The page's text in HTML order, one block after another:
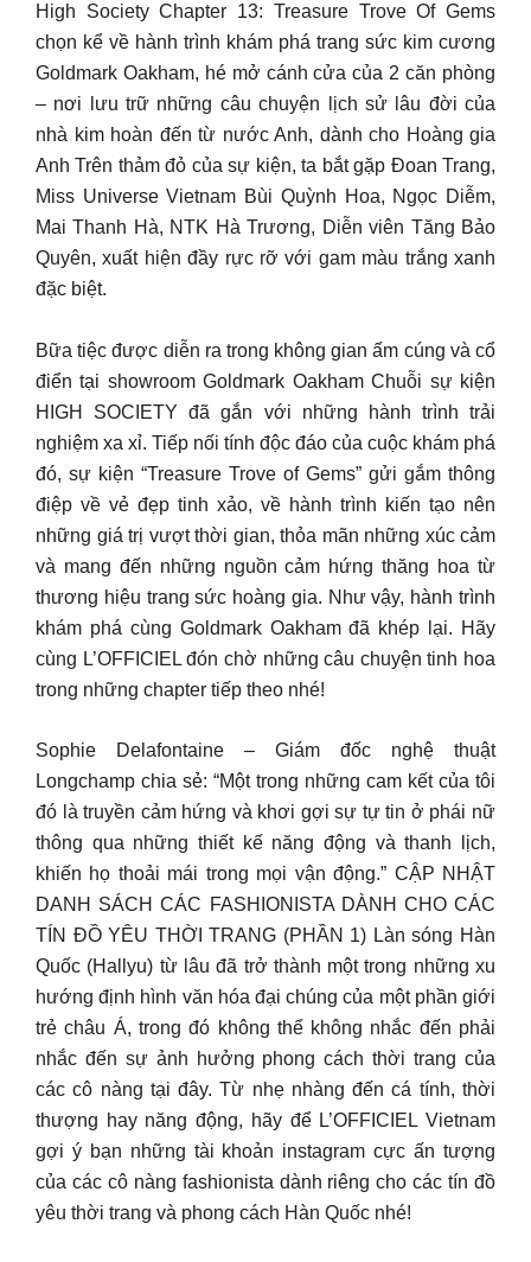
High Society Chapter 13: Treasure Trove Of Gems
chọn kể về hành trình khám phá trang sức kim cương
Goldmark Oakham, hé mở cánh cửa của 2 căn phòng
– nơi lưu trữ những câu chuyện lịch sử lâu đời của
nhà kim hoàn đến từ nước Anh, dành cho Hoàng gia
Anh Trên thảm đỏ của sự kiện, ta bắt gặp Đoan Trang,
Miss Universe Vietnam Bùi Quỳnh Hoa, Ngọc Diễm,
Mai Thanh Hà, NTK Hà Trương, Diễn viên Tăng Bảo
Quyên, xuất hiện đầy rực rỡ với gam màu trắng xanh
đặc biệt.
Bữa tiệc được diễn ra trong không gian ấm cúng và cổ
điển tại showroom Goldmark Oakham Chuỗi sự kiện
HIGH SOCIETY đã gắn với những hành trình trải
nghiệm xa xỉ. Tiếp nối tính độc đáo của cuộc khám phá
đó, sự kiện “Treasure Trove of Gems” gửi gắm thông
điệp về vẻ đẹp tinh xảo, về hành trình kiến tạo nên
những giá trị vượt thời gian, thỏa mãn những xúc cảm
và mang đến những nguồn cảm hứng thăng hoa từ
thương hiệu trang sức hoàng gia. Như vậy, hành trình
khám phá cùng Goldmark Oakham đã khép lại. Hãy
cùng L’OFFICIEL đón chờ những câu chuyện tinh hoa
trong những chapter tiếp theo nhé!
Sophie Delafontaine – Giám đốc nghệ thuật
Longchamp chia sẻ: “Một trong những cam kết của tôi
đó là truyền cảm hứng và khơi gợi sự tự tin ở phái nữ
thông qua những thiết kế năng động và thanh lịch,
khiến họ thoải mái trong mọi vận động.” CẬP NHẬT
DANH SÁCH CÁC FASHIONISTA DÀNH CHO CÁC
TÍN ĐỒ YÊU THỜI TRANG (PHẦN 1) Làn sóng Hàn
Quốc (Hallyu) từ lâu đã trở thành một trong những xu
hướng định hình văn hóa đại chúng của một phần giới
trẻ châu Á, trong đó không thể không nhắc đến phải
nhắc đến sự ảnh hưởng phong cách thời trang của
các cô nàng tại đây. Từ nhẹ nhàng đến cá tính, thời
thượng hay năng động, hãy để L’OFFICIEL Vietnam
gợi ý bạn những tài khoản instagram cực ấn tượng
của các cô nàng fashionista dành riêng cho các tín đồ
yêu thời trang và phong cách Hàn Quốc nhé!